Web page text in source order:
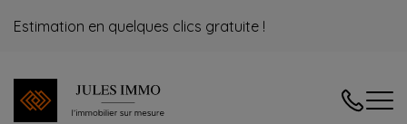
Estimation en quelques clics gratuite !
04/